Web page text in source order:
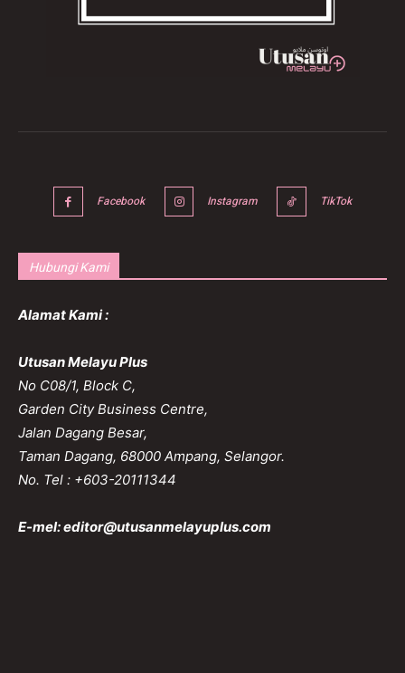
Facebook Instagram TikTok
Hubungi Kami
Alamat Kami :
Utusan Melayu Plus
No C08/1, Block C,
Garden City Business Centre,
Jalan Dagang Besar,
Taman Dagang, 68000 Ampang, Selangor.
No. Tel : +603-20111344
E-mel:editor@utusanmelayuplus.com